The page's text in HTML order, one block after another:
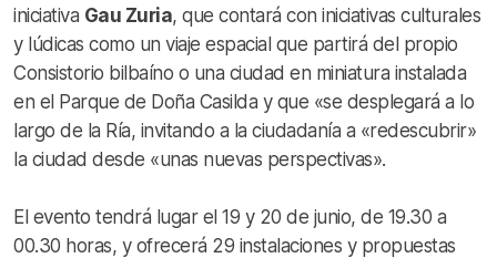
iniciativa Gau Zuria, que contará con iniciativas culturales
y lúdicas como un viaje espacial que partirá del propio
Consistorio bilbaíno o una ciudad en miniatura instalada
en el Parque de Doña Casilda y que «se desplegará a lo
largo de la Ría, invitando a la ciudadanía a «redescubrir»
la ciudad desde «unas nuevas perspectivas».
El evento tendrá lugar el 19 y 20 de junio, de 19.30 a
00.30 horas, y ofrecerá 29 instalaciones y propuestas